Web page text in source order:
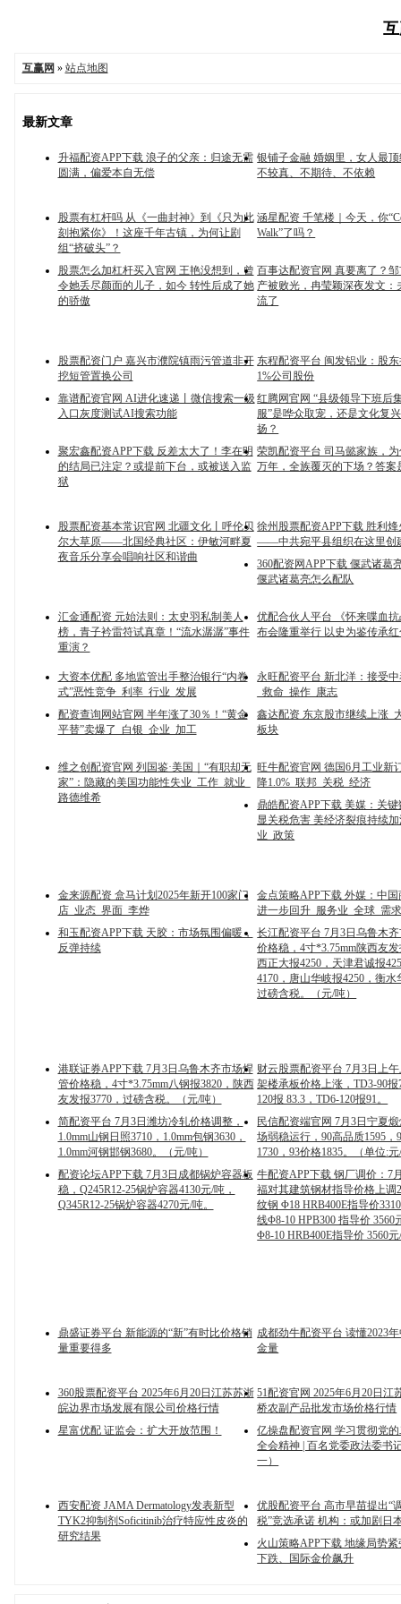
互赢网 » 站点地图
最新文章
升福配资APP下载 浪子的父亲：归途无需
圆满，偏爱本自无偿
银铺子金融 婚姻里，女人最
不较真、不期待、不依赖
股票有杠杆吗 从《一曲封神》到《只为此
刻抱紧你》！这座千年古镇，为何让剧
组“挤破头”？
涵星配资 千笔楼｜今天，你
Walk”了吗？
股票怎么加杠杆买入官网 王艳没想到，曾
令她丢尽颜面的儿子，如今 转性后成了她
的骄傲
百事达配资官网 真要离了？
产被败光，冉莹颖深夜发文：
流了
股票配资门户 嘉兴市濮院镇雨污管道非开
挖短管置换公司
东程配资平台 闽发铝业：股
1%公司股份
靠谱配资官网 AI进化速递丨微信搜索一级
入口灰度测试AI搜索功能
红腾网官网 “县级领导下班后
服”是哗众取宠，还是文化复
扬？
聚宏鑫配资APP下载 反差太大了！李在明
的结局已注定？或提前下台，或被送入监
狱
荣凯配资平台 司马懿家族，
万年，全族覆灭的下场？答案
股票配资基本常识官网 北疆文化丨呼伦贝
尔大草原——北国经典社区：伊敏河畔夏
夜音乐分享会唱响社区和谐曲
徐州股票配资APP下载 胜利
——中共宛平县组织在这里创
360配资网APP下载 偃武诸葛
偃武诸葛亮怎么配队
汇金通配资 元始法则：太史羽私制美人
榜，青子衿雷符试真章！“流水潺潺”事件
重演？
优配合伙人平台 《怀来喋血
布会隆重举行 以史为鉴传承
大资本优配 多地监管出手整治银行“内卷
式”恶性竞争_利率_行业_发展
永旺配资平台 新北洋：接受
_救命_操作_康志
配资查询网站官网 半年涨了30％！“黄金
平替”卖爆了_白银_企业_加工
鑫达配资 东京股市继续上涨_
板块
维之创配资官网 列国鉴·美国｜“有职却无
家”：隐藏的美国功能性失业_工作_就业_
路德维希
旺牛配资官网 德国6月工业新
降1.0%_联邦_关税_经济
鼎皓配资APP下载 美媒：关
显关税危害 美经济裂痕持续
业_政策
金来源配资 盒马计划2025年新开100家门
店_业态_界面_李烨
金点策略APP下载 外媒：中
进一步回升_服务业_全球_需
和玉配资APP下载 天胶：市场氛围偏暖，
反弹持续
长江配资平台 7月3日乌鲁木
价格稳，4寸*3.75mm陕西友
西正大报4250，天津君诚报
4170，唐山华岐报4250，衡水
过磅含税。（元/吨）
港联证券APP下载 7月3日乌鲁木齐市场焊
管价格稳，4寸*3.75mm八钢报3820，陕西
友发报3770，过磅含税。（元/吨）
财云股票配资平台 7月3日上
架楼承板价格上涨，TD3-90报
120报 83.3，TD6-120报91。
简配资平台 7月3日潍坊冷轧价格调整，
1.0mm山钢日照3710，1.0mm包钢3630，
1.0mm河钢邯钢3680。（元/吨）
民信配资端官网 7月3日宁夏
场弱稳运行，90高品质1595，
1730，93价格1835。（单位:
配资论坛APP下载 7月3日成都锅炉容器板
稳，Q245R12-25锅炉容器4130元/吨，
Q345R12-25锅炉容器4270元/吨。
牛配资APP下载 钢厂调价：7
福对其建筑钢材指导价格上调
纹钢 Φ18 HRB400E指导价
线Φ8-10 HPB300 指导价 3560
Φ8-10 HRB400E指导价 3560
鼎盛证券平台 新能源的“新”有时比价格销
量重要得多
成都劲牛配资平台 读懂2023
金量
360股票配资平台 2025年6月20日江苏苏浙
皖边界市场发展有限公司价格行情
51配资官网 2025年6月20日江
桥农副产品批发市场价格行情
星富优配 证监会：扩大开放范围！
亿操盘配资官网 学习贯彻党
全会精神 | 百名党委政法委书
一）
西安配资 JAMA Dermatology发表新型
TYK2抑制剂Soficitinib治疗特应性皮炎的
研究结果
优股配资平台 高市早苗提出“
税”竞选承诺 机构：或加剧日
火山策略APP下载 地缘局势
下跌、国际金价飙升